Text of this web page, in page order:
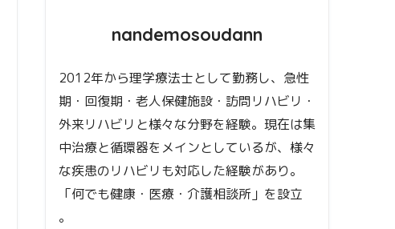
nandemosoudann
2012年から理学療法士として勤務し、急性
期・回復期・老人保健施設・訪問リハビリ・
外来リハビリと様々な分野を経験。現在は集
中治療と循環器をメインとしているが、様々
な疾患のリハビリも対応した経験があり。
「何でも健康・医療・介護相談所」を設立
。